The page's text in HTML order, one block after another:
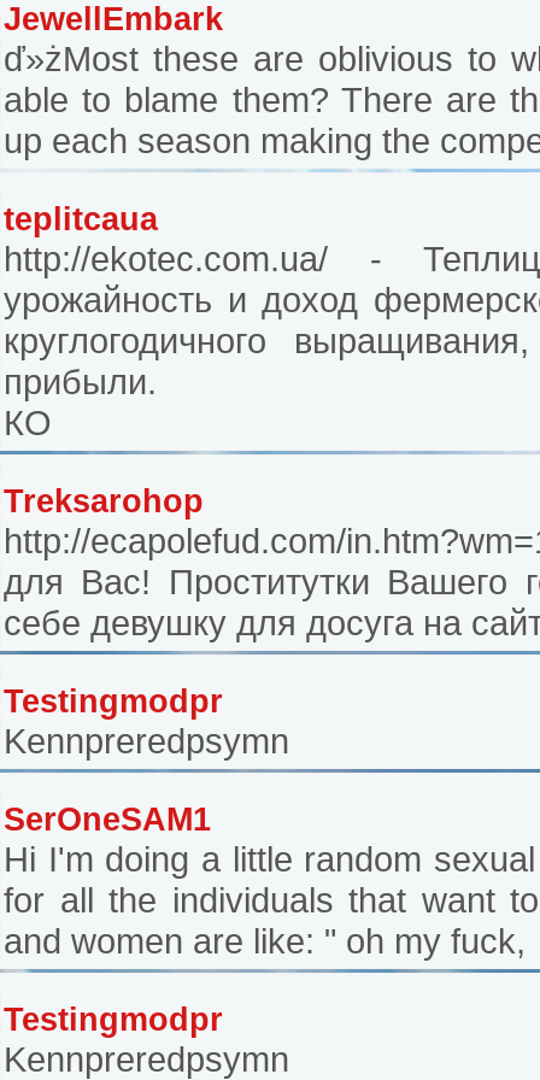
JewellEmbark
ď»żMost these are oblivious to
able to blame them? There are
up each season making the
teplitcaua
http://ekotec.com.ua/ -
урожайность и доход
круглогодичного
прибыли.
КО
Treksarohop
http://ecapolefud.com/
для Вас! Проститутки Вашего
себе девушку для досуга на
Testingmodpr
Kennpreredpsymn
SerOneSAM1
Hi I'm doing a little random
for all the individuals that want
and women are like: " oh my fuck,
Testingmodpr
Kennpreredpsymn